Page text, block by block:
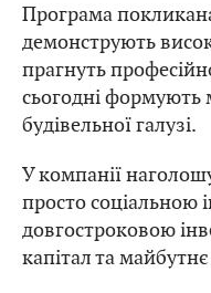
Програма
демонструють
прагнуть
сьогодні формують
будівельної галузі.
У компанії
просто соціальною
довгостроковою
капітал та